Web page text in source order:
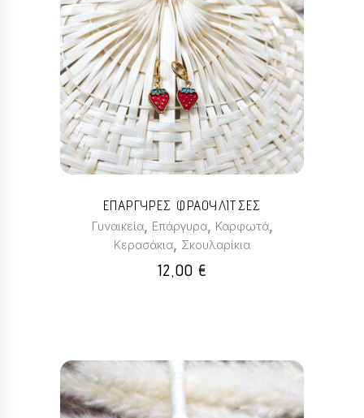
ΕΠΑΡΓΥΡΕΣ ΦΡΑΟΥΛΙΤΣΕΣ
Γυναικεία, Επάργυρα, Καρφωτά,
Κερασάκια, Σκουλαρίκια
12,00 €